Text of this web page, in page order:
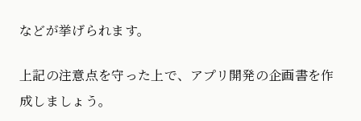
などが挙げられます。
上記の注意点を守った上で、アプリ開発の企画書を作
成しましょう。